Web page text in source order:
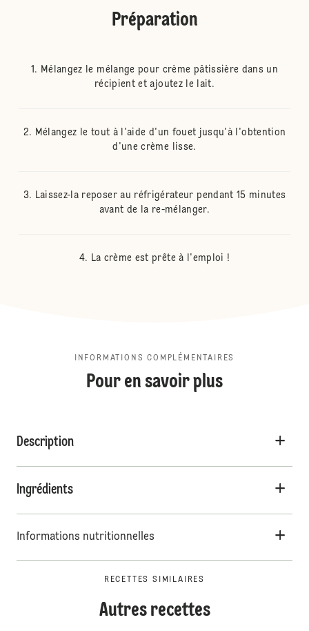
Préparation
Mélangez le mélange pour crème pâtissière dans un
récipient et ajoutez le lait.
Mélangez le tout à l'aide d'un fouet jusqu'à l'obtention
d'une crème lisse.
Laissez-la reposer au réfrigérateur pendant 15 minutes
avant de la re-mélanger.
La crème est prête à l'emploi !
INFORMATIONS COMPLÉMENTAIRES
Pour en savoir plus
Description
Ingrédients
Informations nutritionnelles
RECETTES SIMILAIRES
Autres recettes